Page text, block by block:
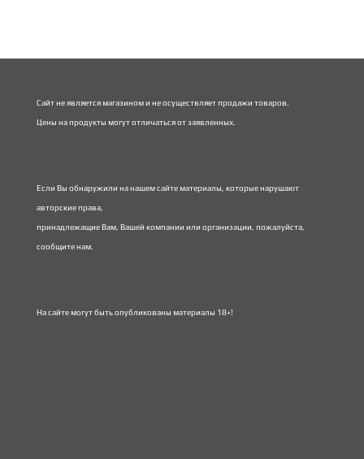
Сайт не является магазином и не осуществляет продажи товаров.
Цены на продукты могут отличаться от заявленных.
Если Вы обнаружили на нашем сайте материалы, которые нарушают
авторские права,
принадлежащие Вам, Вашей компании или организации, пожалуйста,
сообщите нам.
На сайте могут быть опубликованы материалы 18+!